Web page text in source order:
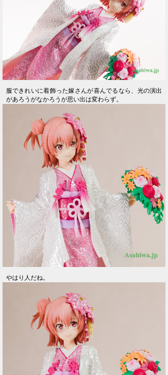
服できれいに着飾った嫁さんが喜んでるなら、光の演出
があろうがなかろうが思い出は変わらず。
やはり人だね。